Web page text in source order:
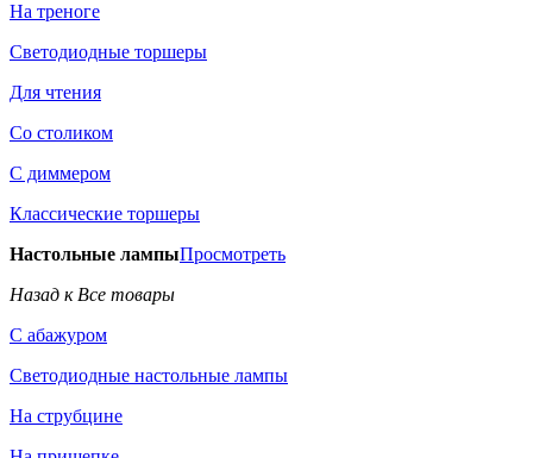
На треноге
Светодиодные торшеры
Для чтения
Со столиком
С диммером
Классические торшеры
Настольные лампыПросмотреть
Назад к Все товары
С абажуром
Светодиодные настольные лампы
На струбцине